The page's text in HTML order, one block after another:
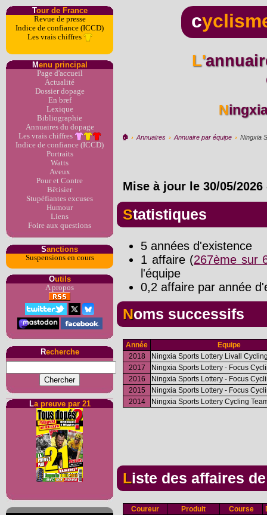
Tour de France
Revue de presse
Indice de confiance (ICCD)
Les vrais chiffres
Menu principal
Page d'accueil
Actualité
Dossier dopage
En bref
Lexique
Bibliographie
Annuaires du dopage
Les vrais chiffres
Indice de confiance (ICCD)
Portraits
Watts
Aveux
Pour et Contre
Bêtisier
Stupéfiantes excuses
Humour
Liens
Foire aux questions
Sanctions
Suspensions en cours
Outils
A propos
Recherche
La preuve par 21
c
L'annuaire du dopage par
🏠︎ › Annuaires › Annuaire par équipe › Ningxia
Mise à jour le 30/05/2026
Statistiques
5 années d'existence
1 affaire (267ème sur
l'équipe
0,2 affaire par année
Noms successifs
Année
Equipe
2018
Ningxia Sports Lottery Livall
2017
Ningxia Sports Lottery - Focus
2016
Ningxia Sports Lottery - Focus
2015
Ningxia Sports Lottery - Focus
2014
Ningxia Sports Lottery Cycling
Liste des affaires
Coureur Produit Course